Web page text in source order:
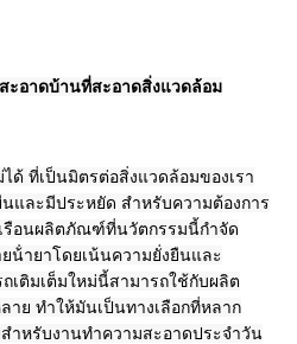
ะอาดบ้านที่สะอาดสิ่งแวดล้อม
ด้ ที่เป็นมิตรต่อสิ่งแวดล้อมของเรา
และมีประหยัด สําหรับความต้องการ
รือนผลิตภัณฑ์ที่นวัตกรรมนี้กําจัด
น้ํายาโดยเน้นความยั่งยืนและ
เติมเต็มใหม่นี้สามารถใช้กับผลิต
ย ทําให้มันเป็นทางเลือกที่หลาก
าหรับงานทําความสะอาดประจําวัน